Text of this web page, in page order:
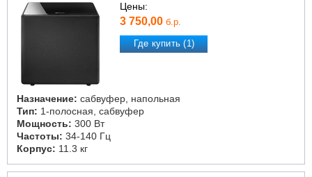
Цены:
3 750,00 б.р.
Где купить (1)
Назначение: сабвуфер, напольная
Тип: 1-полосная, сабвуфер
Мощность: 300 Вт
Частоты: 34-140 Гц
Корпус: 11.3 кг